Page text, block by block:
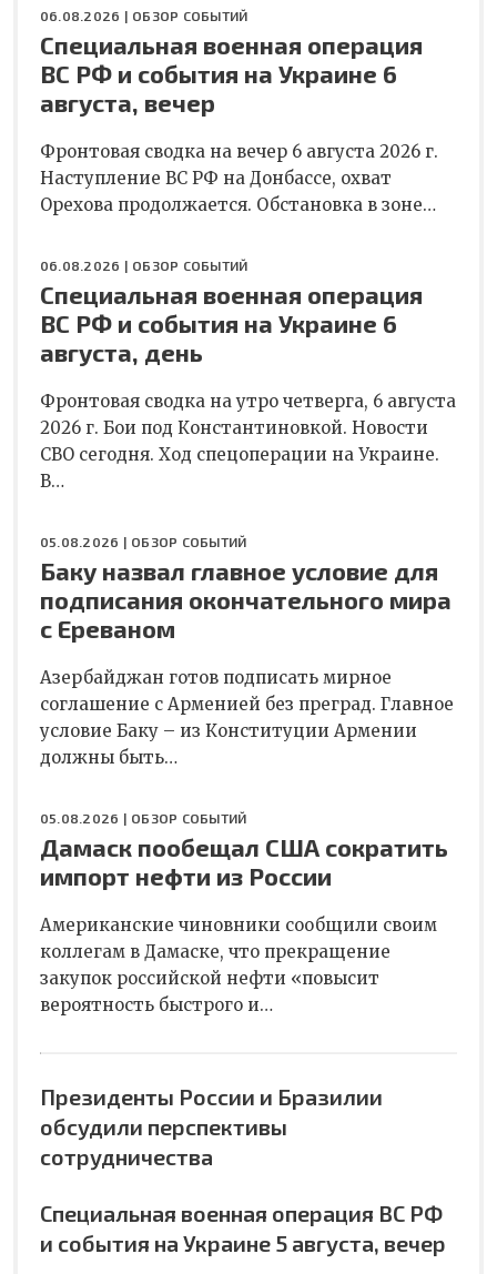
06.08.2026 | ОБЗОР СОБЫТИЙ
Специальная военная операция
ВС РФ и события на Украине 6
августа, вечер
Фронтовая сводка на вечер 6 августа 2026 г.
Наступление ВС РФ на Донбассе, охват
Орехова продолжается. Обстановка в зоне…
06.08.2026 | ОБЗОР СОБЫТИЙ
Специальная военная операция
ВС РФ и события на Украине 6
августа, день
Фронтовая сводка на утро четверга, 6 августа
2026 г. Бои под Константиновкой. Новости
СВО сегодня. Ход спецоперации на Украине.
В…
05.08.2026 | ОБЗОР СОБЫТИЙ
Баку назвал главное условие для
подписания окончательного мира
с Ереваном
Азербайджан готов подписать мирное
соглашение с Арменией без преград. Главное
условие Баку – из Конституции Армении
должны быть…
05.08.2026 | ОБЗОР СОБЫТИЙ
Дамаск пообещал США сократить
импорт нефти из России
Американские чиновники сообщили своим
коллегам в Дамаске, что прекращение
закупок российской нефти «повысит
вероятность быстрого и…
Президенты России и Бразилии
обсудили перспективы
сотрудничества
Специальная военная операция ВС РФ
и события на Украине 5 августа, вечер